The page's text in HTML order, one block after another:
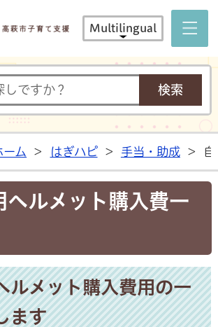
はぎハピ
Multilingual
ーム > はぎハピ > 手当・助成 >
ヘルメット購入費一
ルメット購入費用の一
ます